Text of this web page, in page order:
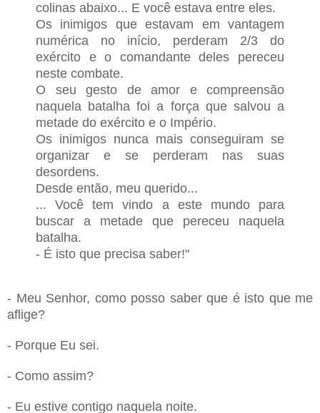
colinas abaixo... E você estava entre eles.
Os inimigos que estavam em vantagem
numérica no início, perderam 2/3 do
exército e o comandante deles pereceu
neste combate.
O seu gesto de amor e compreensão
naquela batalha foi a força que salvou a
metade do exército e o Império.
Os inimigos nunca mais conseguiram se
organizar e se perderam nas suas
desordens.
Desde então, meu querido...
... Você tem vindo a este mundo para
buscar a metade que pereceu naquela
batalha.
- É isto que precisa saber!"
- Meu Senhor, como posso saber que é isto que me
aflige?
- Porque Eu sei.
- Como assim?
- Eu estive contigo naquela noite.